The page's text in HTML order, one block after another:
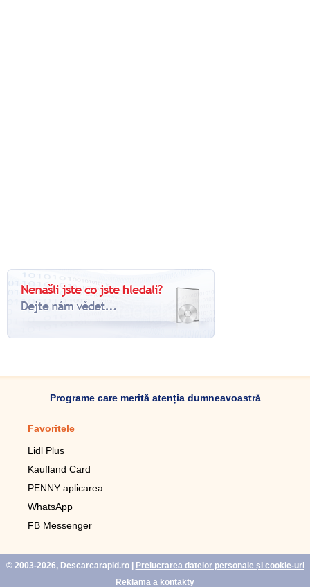
Programe care merită atenția dumneavoastră
Favoritele
Lidl Plus
Kaufland Card
PENNY aplicarea
WhatsApp
FB Messenger
© 2003-2026, Descarcarapid.ro|
Prelucrarea datelor personale și cookie-uri
Reklama a kontakty